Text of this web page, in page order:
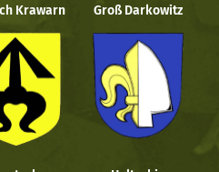
Krawarn Groß Darkowitz